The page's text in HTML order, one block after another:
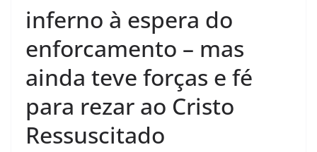
inferno à espera do
enforcamento – mas
ainda teve forças e fé
para rezar ao Cristo
Ressuscitado